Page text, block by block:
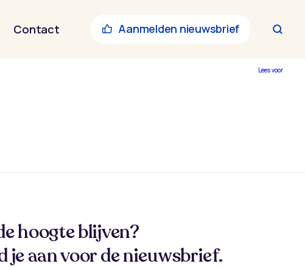
Contact Aanmelden nieuwsbrief
Lees voor
hoogte blijven?
je aan voor de nieuwsbrief.